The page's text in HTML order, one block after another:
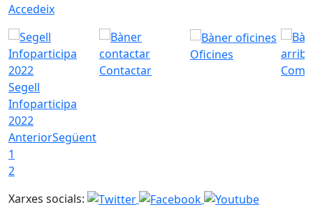
Accedeix
Segell
Infoparticipa
2022
Contactar
Oficines
Com
AnteriorSegüent
1
2
Xarxes socials: